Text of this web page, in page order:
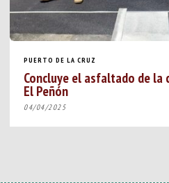
PUERTO DE LA CRUZ
Concluye el asfaltado de la
El Peñón
04/04/2025